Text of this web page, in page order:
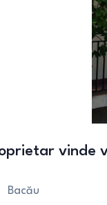
vinde
Bacău